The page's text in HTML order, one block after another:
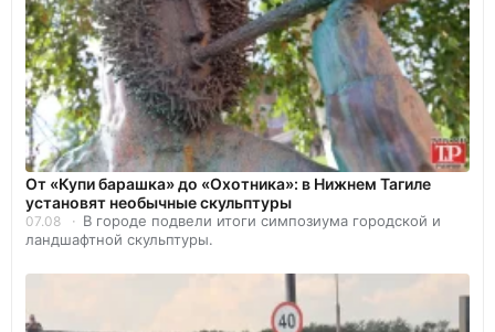
От «Купи барашка» до «Охотника»: в Нижнем Тагиле
установят необычные скульптуры
07.08
В городе подвели итоги симпозиума городской и
ландшафтной скульптуры.